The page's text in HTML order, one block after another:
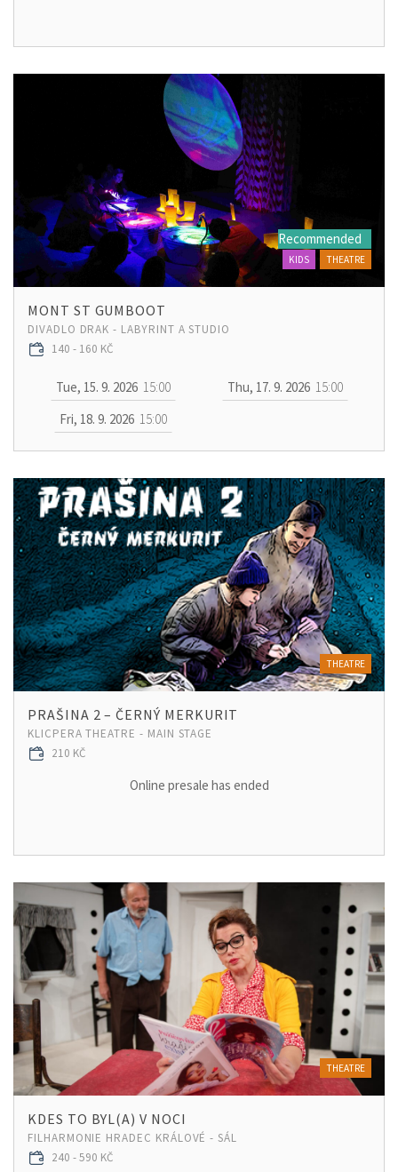
Recommended
KIDS THEATRE
MONT ST GUMBOOT
DIVADLO DRAK - LABYRINT A STUDIO
140 - 160 KČ
Tue, 15. 9. 2026 15:00 Thu, 17. 9. 2026 15:00
Fri, 18. 9. 2026 15:00
THEATRE
PRAŠINA 2 – ČERNÝ MERKURIT
KLICPERA THEATRE - MAIN STAGE
210 KČ
Online presale has ended
THEATRE
KDES TO BYL(A) V NOCI
FILHARMONIE HRADEC KRÁLOVÉ - SÁL
240 - 590 KČ